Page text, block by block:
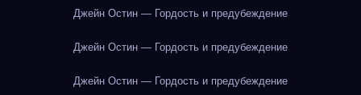
Джейн Остин — Гордость и предубеждение
Джейн Остин — Гордость и предубеждение
Джейн Остин — Гордость и предубеждение